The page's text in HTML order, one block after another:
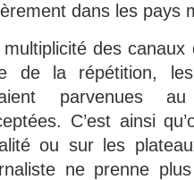
dans les pays
des
de la répétition,
parvenues
C’est ainsi
ou sur les
ne prenne